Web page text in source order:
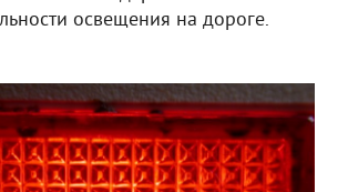
освещения на дороге.